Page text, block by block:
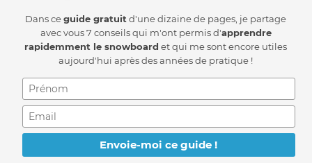
Dans ceguide gratuit d'une dizaine de pages, je partage
avec vous 7 conseils qui m'ont permis d'apprendre
rapidemment le snowboard et qui me sont encore utiles
aujourd'hui après des années de pratique !